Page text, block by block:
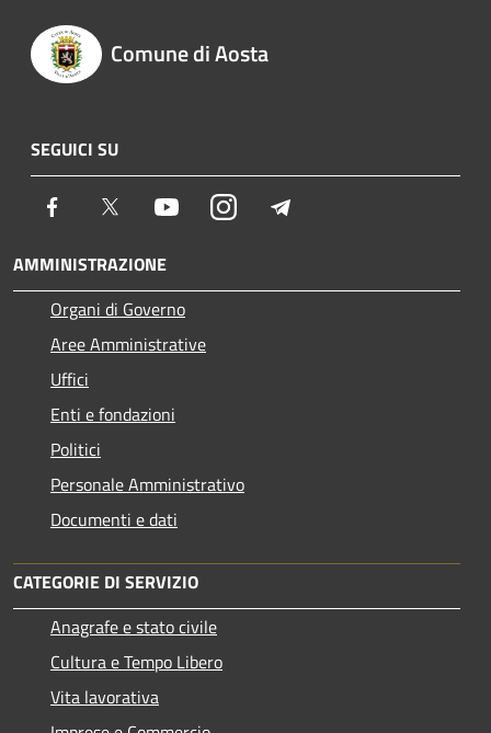
Comune di Aosta
SEGUICI SU
Facebook Twitter YoutubeInstagram
AMMINISTRAZIONE
Organi di Governo
Aree Amministrative
Uffici
Enti e fondazioni
Politici
Personale Amministrativo
Documenti e dati
CATEGORIE DI SERVIZIO
Anagrafe e stato civile
Cultura e Tempo Libero
Vita lavorativa